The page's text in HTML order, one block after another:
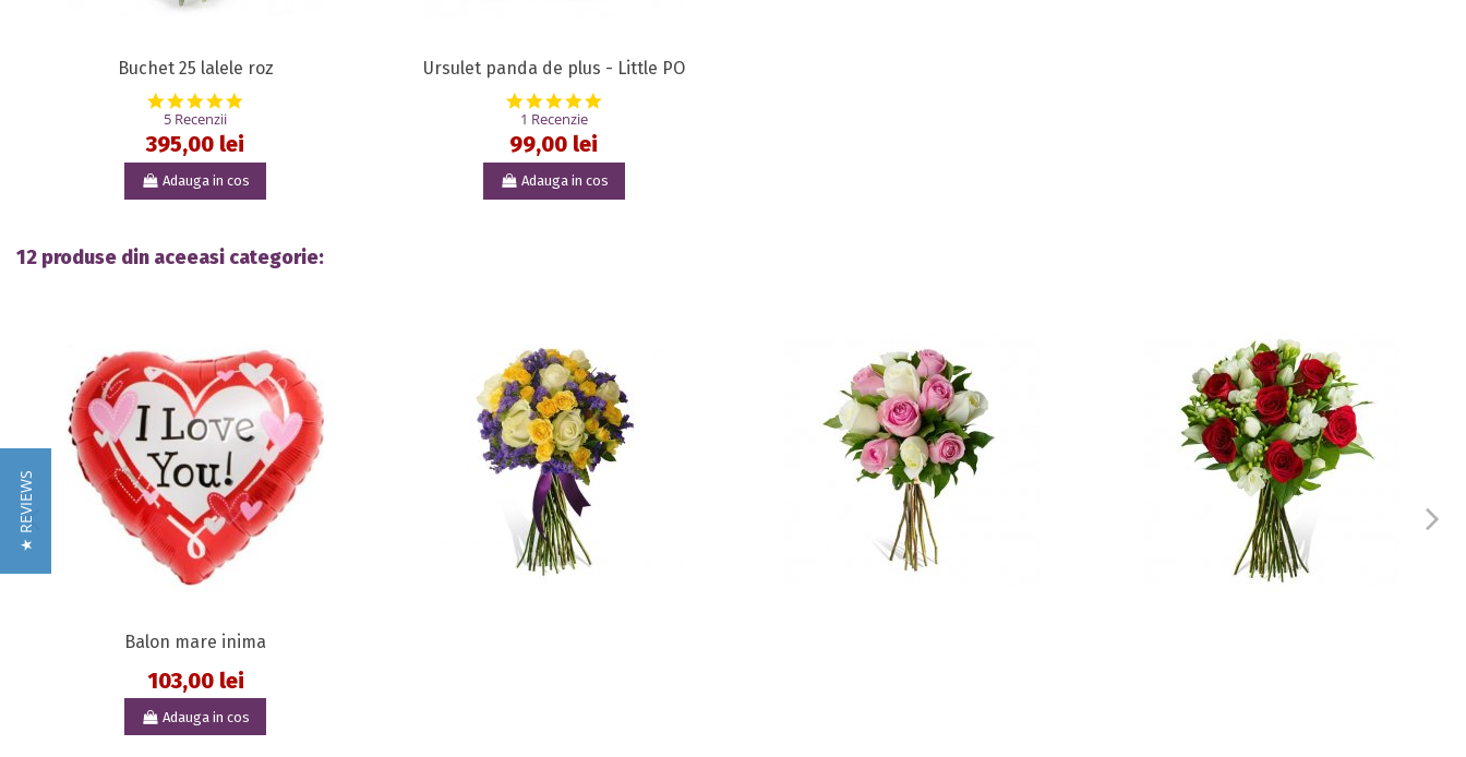
Buchet 25 lalele roz
5 Recenzii
395,00 lei
Adauga in cos
Ursulet panda de plus - Little PO
5.0 star rating
1 Recenzie
99,00 lei
Adauga in cos
12 produse din aceeasi categorie:
Balon mare inima
103,00 lei
Adauga in cos
★ REVIEWS